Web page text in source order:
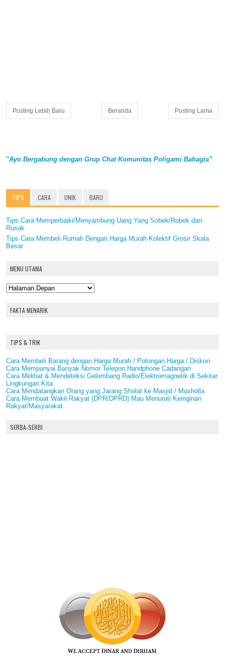
Posting Lebih Baru Posting Lama
Beranda
"Ayo Bergabung dengan Grup Chat Komunitas Poligami Bahagia"
TIPS CARA UNIK BARU
Tips Cara Memperbaiki/Menyambung Uang Yang Sobek/Robek dan
Rusak
Tips Cara Membeli Rumah Dengan Harga Murah Kolektif Grosir Skala
Besar
MENU UTAMA
FAKTA MENARIK
TIPS & TRIK
Cara Membeli Barang dengan Harga Murah / Potongan Harga / Diskon
Cara Mempunyai Banyak Nomor Telepon Handphone Cadangan
Cara Melihat & Mendeteksi Gelombang Radio/Elektromagnetik di Sekitar
Lingkungan Kita
Cara Mendatangkan Orang yang Jarang Sholat ke Masjid / Musholla
Cara Membuat Wakil Rakyat (DPR/DPRD) Mau Menuruti Keinginan
Rakyat/Masyarakat
SERBA-SERBI